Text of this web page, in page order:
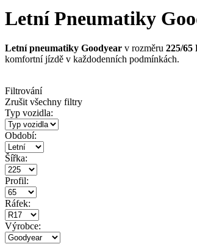
Letní Pneumatiky
Letní pneumatiky Goodyear v rozměru 225/65
komfortní jízdě v každodenních podmínkách.
Filtrování
Zrušit všechny filtry
Typ vozidla:
Období:
Šířka:
Profil:
Ráfek:
Výrobce: